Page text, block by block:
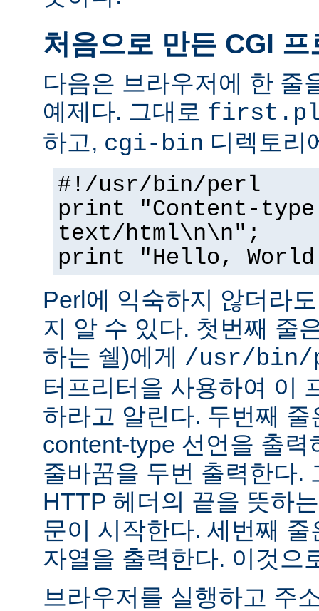
처음으로 만든 CGI 프
다음은 브라우저에 한 줄
예제다. 그대로
하고, cgi-bin 디렉토리
#!/usr/bin/perl
print "Content-
text/html\n\n";
print "Hello,
Perl에 익숙하지 않더라
지 알 수 있다. 첫번째 줄
하는 쉘)에게 /usr/bin/
터프리터을 사용하여 이
하라고 알린다. 두번째 줄
content-type 선언을 출
줄바꿈을 두번 출력한다.
HTTP 헤더의 끝을 뜻하
문이 시작한다. 세번째
자열을 출력한다. 이것으
브라우저를 실행하고 주